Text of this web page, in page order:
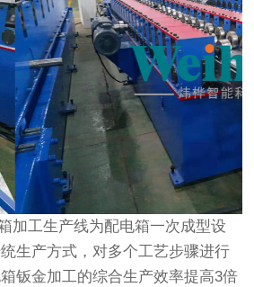
工生产线为配电箱一次成型设
生产方式，对多个工艺步骤进行
钣金加工的综合生产效率提高3倍